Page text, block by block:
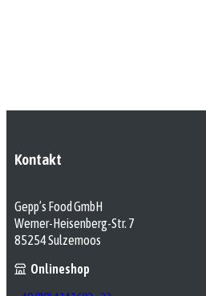
Kontakt
Gepp’s Food GmbH
Werner-Heisenberg-Str. 7
85254 Sulzemoos
Onlineshop